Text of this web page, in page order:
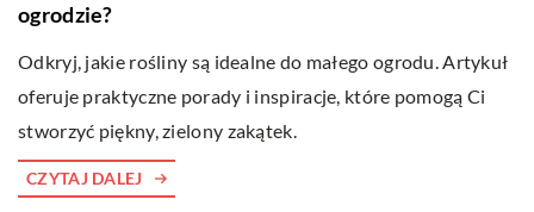
ogrodzie?
Odkryj, jakie rośliny są idealne do małego ogrodu. Artykuł
oferuje praktyczne porady i inspiracje, które pomogą Ci
stworzyć piękny, zielony zakątek.
CZYTAJ DALEJ